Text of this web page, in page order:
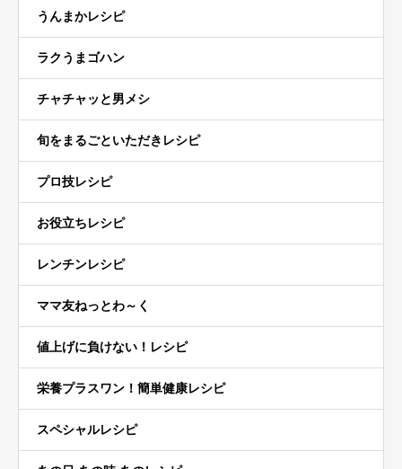
うんまかレシピ
ラクうまゴハン
チャチャッと男メシ
旬をまるごといただきレシピ
プロ技レシピ
お役立ちレシピ
レンチンレシピ
ママ友ねっとわ～く
値上げに負けない！レシピ
栄養プラスワン！簡単健康レシピ
スペシャルレシピ